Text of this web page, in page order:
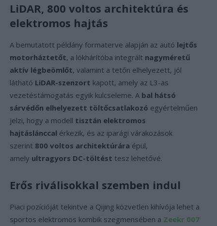
LiDAR, 800 voltos architektúra és
elektromos hajtás
A bemutatott példány formaterve alapján az autó lejtős
motorháztetőt, a lökhárítóba integrált nagyméretű
aktív légbeömlőt, valamint a tetőn elhelyezett, jól
látható LiDAR-szenzort kapott, amely az L3-as
vezetéstámogatás egyik kulcseleme. A bal hátsó
sárvédőn elhelyezett töltőcsatlakozó egyértelműen
jelzi, hogy a modell tisztán elektromos
hajtáslánccal érkezik, és az iparági várakozások
szerint 800 voltos architektúrára épül,
amely ultragyors DC-töltést tesz lehetővé.
Erős riválisokkal szemben indul
Piaci pozícióját tekintve a Qijing közvetlen kihívója lehet a
sportos elektromos kombik szegmensében a Zeekr 007